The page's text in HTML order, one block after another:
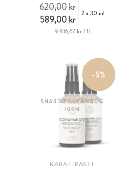
589,00 kr
620,00 kr 2 x 30 ml
9 816,67 kr / 1l
-5%
SNART TILLGÄNGLIG
IGEN
RABATTPAKET